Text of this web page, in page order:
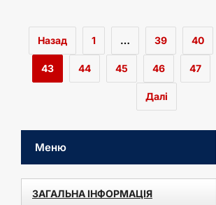
Назад 1 … 39 40
43 44 45 46 47
Далі
Меню
ЗАГАЛЬНА ІНФОРМАЦІЯ